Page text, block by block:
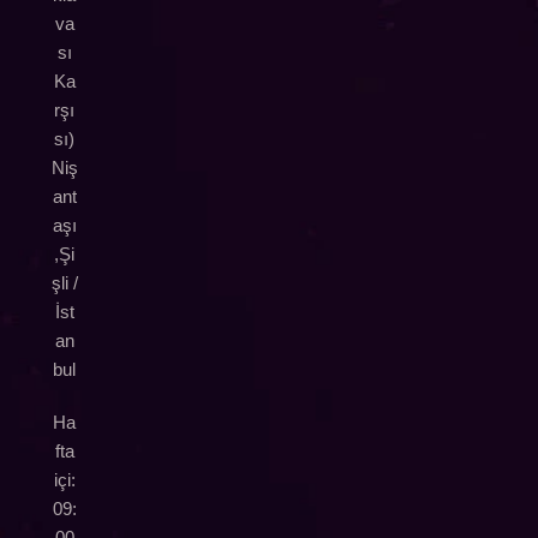
va
sı
Ka
rşı
sı)
Niş
ant
aşı
,Şi
şli /
İst
an
bul
Ha
fta
içi:
09: